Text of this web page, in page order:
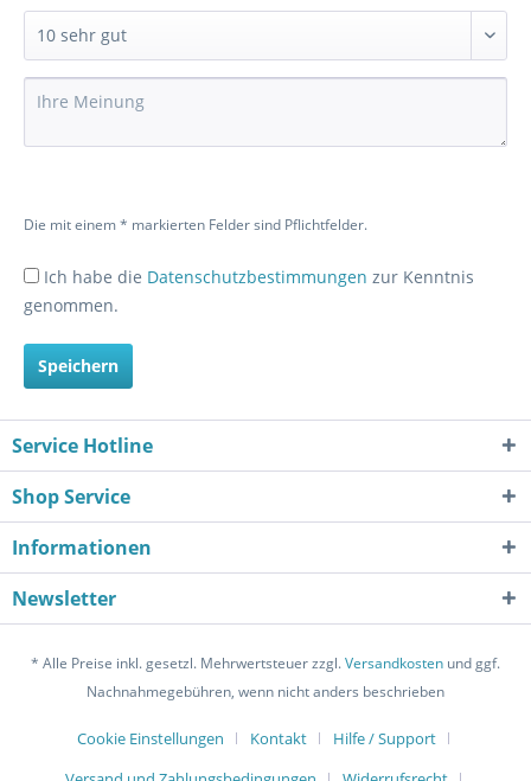
Die mit einem * markierten Felder sind Pflichtfelder.
Ich habe die Datenschutzbestimmungen zur Kenntnis
genommen.
Speichern
Service Hotline
Shop Service
Informationen
Newsletter
* Alle Preise inkl. gesetzl. Mehrwertsteuer zzgl.Versandkosten und ggf.
Nachnahmegebühren, wenn nicht anders beschrieben
Cookie Einstellungen Kontakt
Hilfe / Support